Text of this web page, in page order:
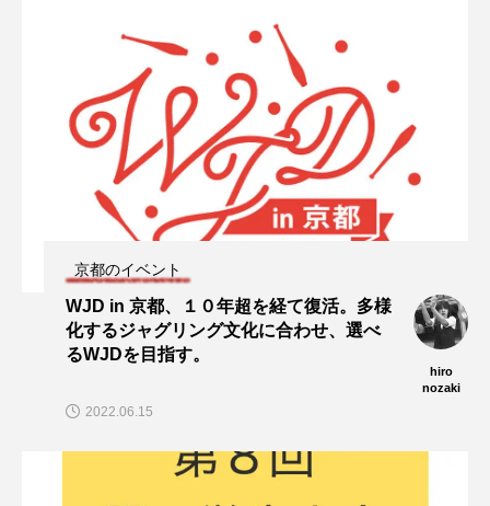
京都のイベント
WJD in 京都、１０年超を経て復活。多様
化するジャグリング文化に合わせ、選べ
るWJDを目指す。
hiro
nozaki
2022.06.15